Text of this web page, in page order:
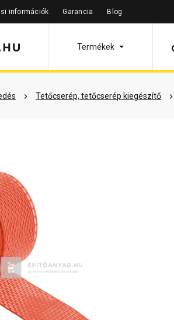
információk Garancia Blog
Termékek
Tetőcserép, tetőcserép kiegészítő
Részletes leírás Termékinformáció